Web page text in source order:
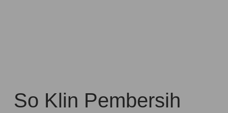
So Klin Pembersih